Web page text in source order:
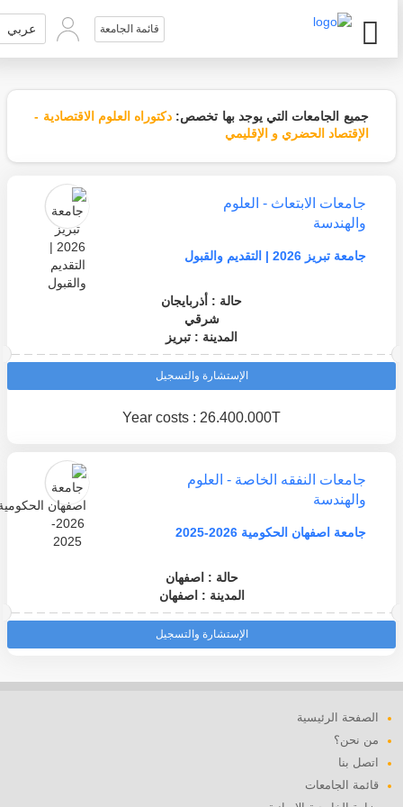
قائمة الجامعة عربي
جميع الجامعات التي يوجد بها تخصص:دكتوراه العلوم الاقتصادية -
الإقتصاد الحضري و الإقليمي
جامعات الابتعاث - العلوم
والهندسة
جامعة تبريز 2026 | التقديم والقبول
حالة : أذربايجان
شرقي
المدينة : تبريز
الإستشارة والتسجيل
Year costs : 26.400.000T
جامعات النفقه الخاصة - العلوم
والهندسة
جامعة اصفهان الحكومية 2026-2025
حالة : اصفهان
المدينة : اصفهان
الإستشارة والتسجيل
الصفحة الرئيسية
من نحن؟
اتصل بنا
قائمة الجامعات